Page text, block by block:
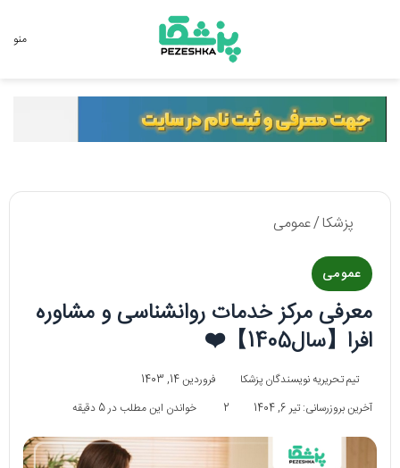
منو
پزشکا/عمومی
عمومی
معرفی مرکز خدمات روانشناسی و مشاوره
افرا【سال1405】❤️
تیم تحریریه نویسندگان پزشکا
فروردین 14, 1403
آخرین بروزرسانی: تیر 6, 1404
2 خواندن این مطلب در 5 دقیقه